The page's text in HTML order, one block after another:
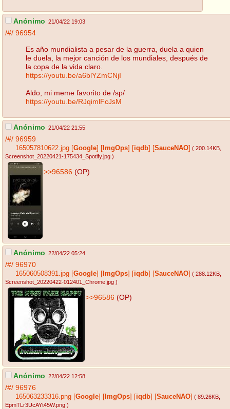
Anónimo 21/04/22 19:03
/#/ 96954
Es año mundialista a pesar de la guerra, duela a quien
le duela, la mejor canción de los mundiales, después de
la copa de la vida claro.
https://youtu.be/a6blYZmCNjI
Aldo, mi meme favorito de /sp/
https://youtu.be/RJqimlFcJsM
Anónimo 21/04/22 21:55
/#/ 96959
165057810622.jpg Google ImgOps iqdb SauceNAO ( 200.14KB
Screenshot_20220421-175434_Spotify.jpg )
>>96586 (OP)
Anónimo 22/04/22 05:24
/#/ 96970
165060508391.jpg Google ImgOps iqdb SauceNAO ( 288.12KB
Screenshot_20220422-012401_Chrome.jpg )
>>96586 (OP)
Anónimo 22/04/22 12:58
/#/ 96976
165063233316.png Google ImgOps iqdb SauceNAO ( 89.26KB
EpmTLr3UcAYt45W.png )